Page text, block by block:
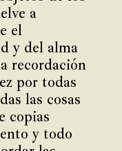
a
el
y del alma
recordación
por todas
las cosas
copias
y todo